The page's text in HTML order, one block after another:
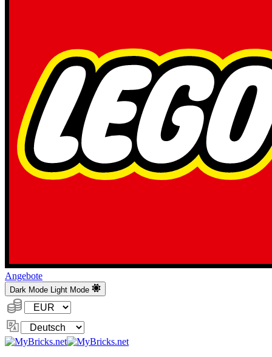
Angebote
Dark Mode Light Mode
Währung:
Sprache
ändern